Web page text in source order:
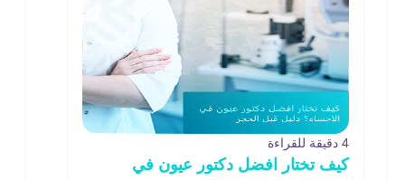
4 دقيقة للقراءة
كيف تختار افضل دكتور عيون في